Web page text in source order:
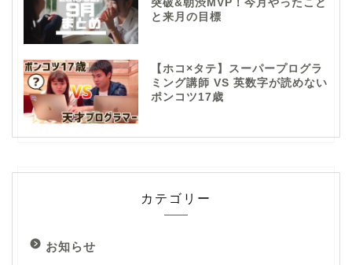
突破&朝渋MVP！今月やったこと
と来月の目標
【ホコ×タテ】スーパープログラ
ミング講師 VS 英数字が読めない
ポンコツ17歳
カテゴリー
お知らせ